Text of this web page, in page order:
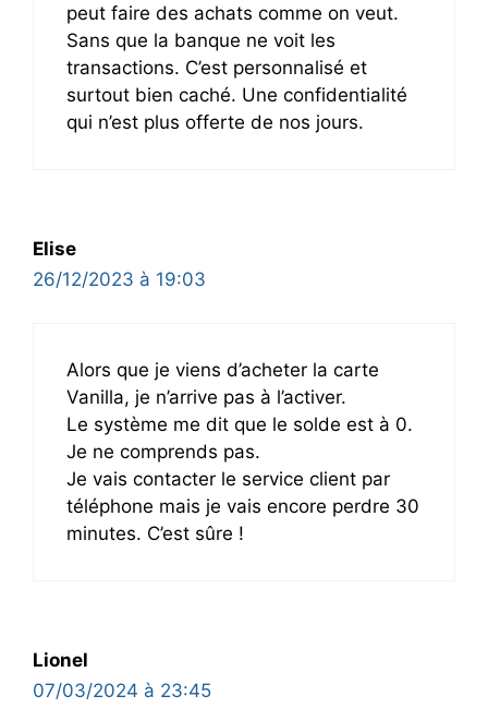
peut faire des achats comme on veut.
Sans que la banque ne voit les
transactions. C’est personnalisé et
surtout bien caché. Une confidentialité
qui n’est plus offerte de nos jours.
Elise
26/12/2023 à 19:03
Alors que je viens d’acheter la carte
Vanilla, je n’arrive pas à l’activer.
Le système me dit que le solde est à 0.
Je ne comprends pas.
Je vais contacter le service client par
téléphone mais je vais encore perdre 30
minutes. C’est sûre !
Lionel
07/03/2024 à 23:45